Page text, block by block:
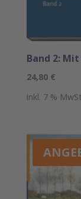
Band 2:
24,80 €
inkl. 7 %